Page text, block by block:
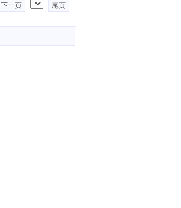
下一页 尾页